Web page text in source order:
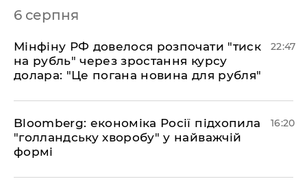
6 серпня
​Мінфіну РФ довелося розпочати "тиск
на рубль" через зростання курсу
долара: "Це погана новина для рубля"
22:47
Bloomberg: економіка Росії підхопила
"голландську хворобу" у найважчій
формі
16:20